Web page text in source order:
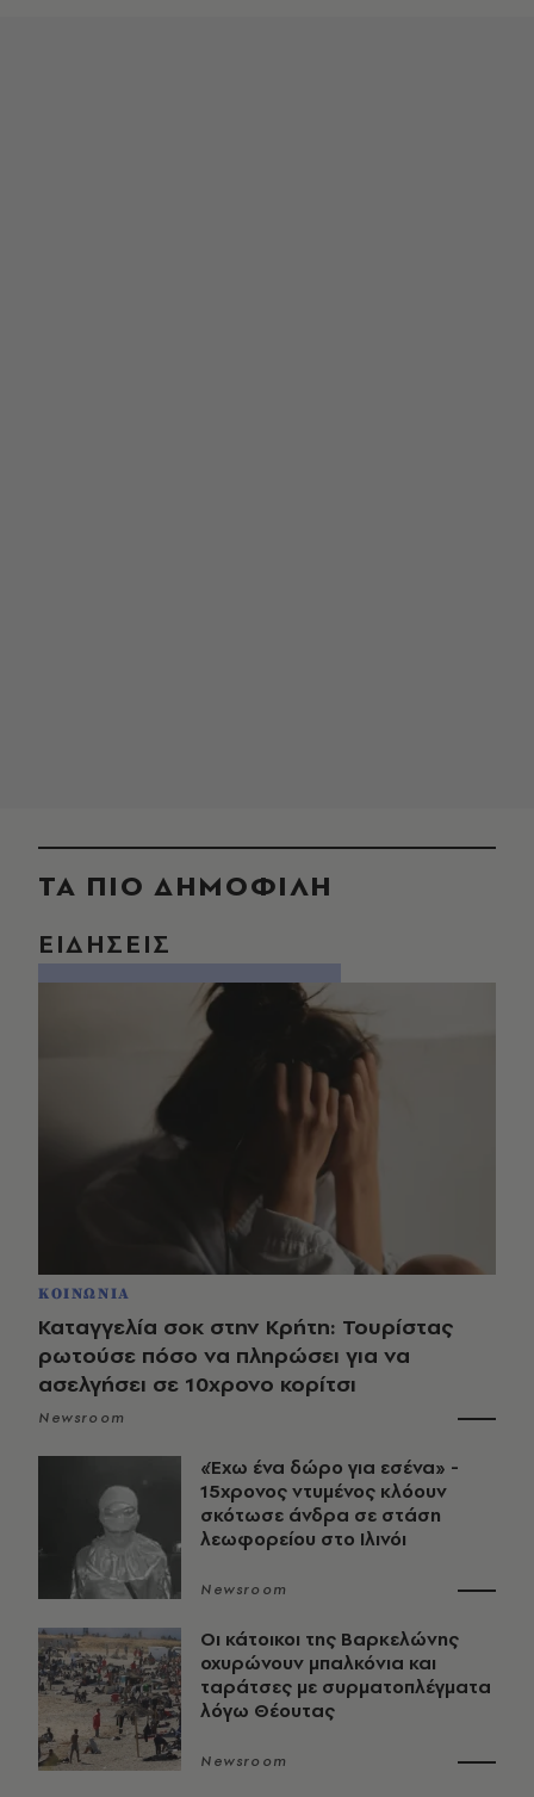
ΤΑ ΠΙΟ ΔΗΜΟΦΙΛΗ
ΕΙΔΗΣΕΙΣ
ΚΟΙΝΩΝΙΑ
Καταγγελία σοκ στην Κρήτη: Τουρίστας
ρωτούσε πόσο να πληρώσει για να
ασελγήσει σε 10χρονο κορίτσι
Newsroom
«Έχω ένα δώρο για εσένα» -
15χρονος ντυμένος κλόουν
σκότωσε άνδρα σε στάση
λεωφορείου στο Ιλινόι
Newsroom
Οι κάτοικοι της Βαρκελώνης
οχυρώνουν μπαλκόνια και
ταράτσες με συρματοπλέγματα
λόγω Θέουτας
Newsroom